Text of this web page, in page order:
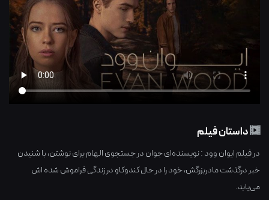
داستان فیلم
در فیلم ایوان وود : نویسنده‌ای جوان در جستجوی الهام برای نوشتن، با شنیدن
خبر درگذشت مادربزرگش، خود را در حال کندوکاو در زندگی فراموش شده اش
می‌یابد.